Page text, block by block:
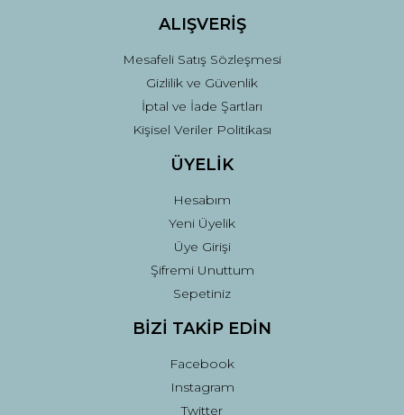
ALIŞVERİŞ
Mesafeli Satış Sözleşmesi
Gizlilik ve Güvenlik
İptal ve İade Şartları
Kişisel Veriler Politikası
ÜYELİK
Hesabım
Yeni Üyelik
Üye Girişi
Şifremi Unuttum
Sepetiniz
BİZİ TAKİP EDİN
Facebook
Instagram
Twitter